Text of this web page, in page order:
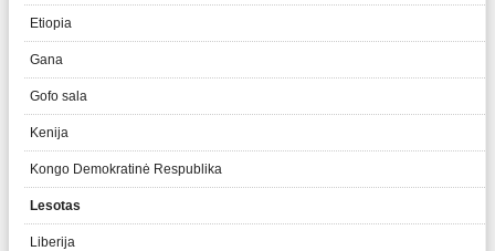
Etiopia
Gana
Gofo sala
Kenija
Kongo Demokratinė Respublika
Lesotas
Liberija